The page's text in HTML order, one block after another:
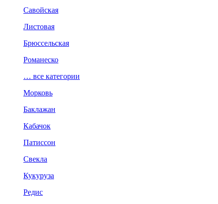
Савойская
Листовая
Брюссельская
Романеско
… все категории
Морковь
Баклажан
Кабачок
Патиссон
Свекла
Кукуруза
Редис